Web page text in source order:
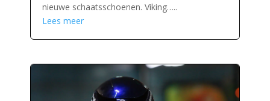
nieuwe schaatsschoenen. Viking…..
Lees meer